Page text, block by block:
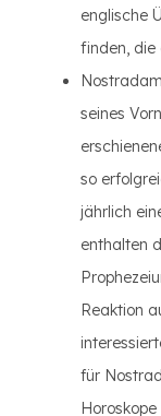
englische
finden, die
seines
so
jährlich
enthalten
Reaktion
für